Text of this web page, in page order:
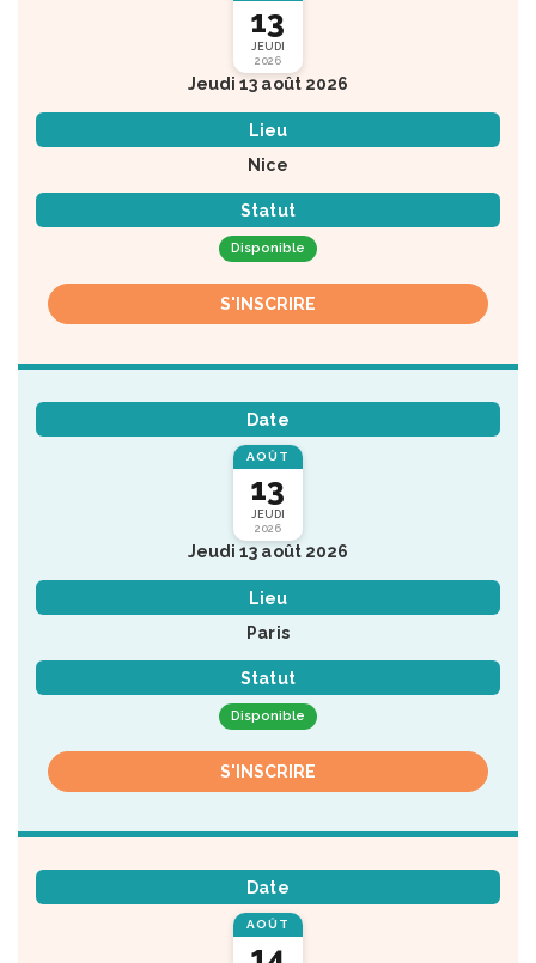
13
JEUDI
2026
Jeudi 13 août 2026
Lieu
Nice
Statut
Disponible
S'INSCRIRE
Date
AOÛT
13
JEUDI
2026
Jeudi 13 août 2026
Lieu
Paris
Statut
Disponible
S'INSCRIRE
Date
AOÛT